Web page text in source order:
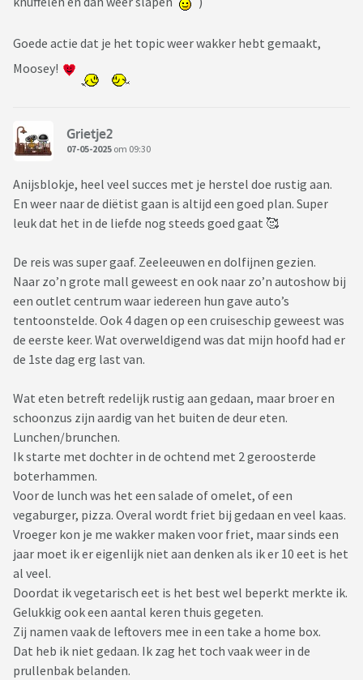
Goede actie dat je het topic weer wakker hebt gemaakt,
Moosey!
Grietje2
07-05-2025 om 09:30
Anijsblokje, heel veel succes met je herstel doe rustig aan.
En weer naar de diëtist gaan is altijd een goed plan. Super
leuk dat het in de liefde nog steeds goed gaat 🥰
De reis was super gaaf. Zeeleeuwen en dolfijnen gezien.
Naar zo’n grote mall geweest en ook naar zo’n autoshow bij
een outlet centrum waar iedereen hun gave auto’s
tentoonstelde. Ook 4 dagen op een cruiseschip geweest was
de eerste keer. Wat overweldigend was dat mijn hoofd had er
de 1ste dag erg last van.
Wat eten betreft redelijk rustig aan gedaan, maar broer en
schoonzus zijn aardig van het buiten de deur eten.
Lunchen/brunchen.
Ik starte met dochter in de ochtend met 2 geroosterde
boterhammen.
Voor de lunch was het een salade of omelet, of een
vegaburger, pizza. Overal wordt friet bij gedaan en veel kaas.
Vroeger kon je me wakker maken voor friet, maar sinds een
jaar moet ik er eigenlijk niet aan denken als ik er 10 eet is het
al veel.
Doordat ik vegetarisch eet is het best wel beperkt merkte ik.
Gelukkig ook een aantal keren thuis gegeten.
Zij namen vaak de leftovers mee in een take a home box.
Dat heb ik niet gedaan. Ik zag het toch vaak weer in de
prullenbak belanden.